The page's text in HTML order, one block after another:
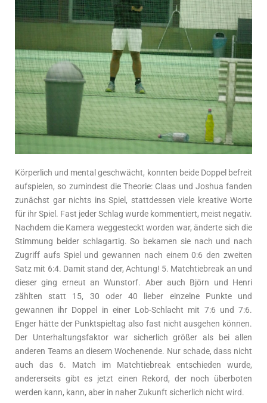
Körperlich und mental geschwächt, konnten beide Doppel befreit
aufspielen, so zumindest die Theorie: Claas und Joshua fanden
zunächst gar nichts ins Spiel, stattdessen viele kreative Worte
für ihr Spiel. Fast jeder Schlag wurde kommentiert, meist negativ.
Nachdem die Kamera weggesteckt worden war, änderte sich die
Stimmung beider schlagartig. So bekamen sie nach und nach
Zugriff aufs Spiel und gewannen nach einem 0:6 den zweiten
Satz mit 6:4. Damit stand der, Achtung! 5. Matchtiebreak an und
dieser ging erneut an Wunstorf. Aber auch Björn und Henri
zählten statt 15, 30 oder 40 lieber einzelne Punkte und
gewannen ihr Doppel in einer Lob-Schlacht mit 7:6 und 7:6.
Enger hätte der Punktspieltag also fast nicht ausgehen können.
Der Unterhaltungsfaktor war sicherlich größer als bei allen
anderen Teams an diesem Wochenende. Nur schade, dass nicht
auch das 6. Match im Matchtiebreak entschieden wurde,
andererseits gibt es jetzt einen Rekord, der noch überboten
werden kann, kann, aber in naher Zukunft sicherlich nicht wird.